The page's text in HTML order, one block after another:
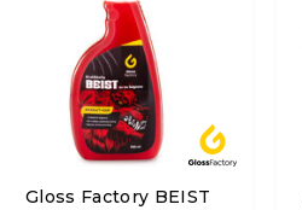
Gloss Factory BEIST